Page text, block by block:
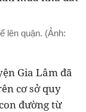
lên quận. (Ảnh:
Gia Lâm đã
cơ sở quy
đường từ